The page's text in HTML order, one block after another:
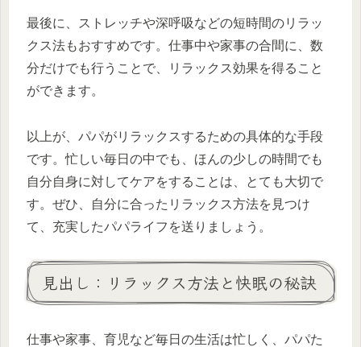
最後に、ストレッチや深呼吸などの短時間のリラッ
クス法もおすすめです。仕事中や家事の合間に、数
分だけでも行うことで、リラックス効果を得ること
ができます。
以上が、パパがリラックスするための具体的な手段
です。忙しい毎日の中でも、ほんの少しの時間でも
自分自身に対してケアをすることは、とても大切で
す。ぜひ、自分に合ったリラックス方法を見つけ
て、充実したパパライフを送りましょう。
見出し：リラックス方法と快眠の秘訣
仕事や家事、育児など毎日の生活は忙しく、パパた